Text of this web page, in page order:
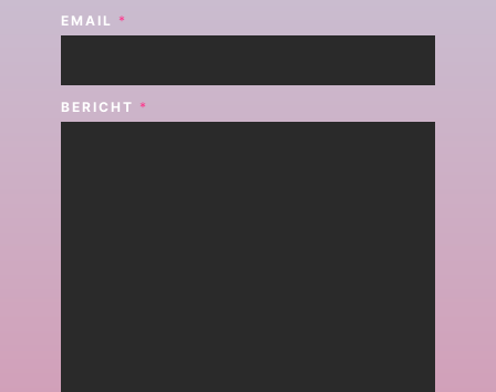
EMAIL *
BERICHT *